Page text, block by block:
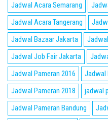
Jadwal Acara Semarang
Jadwal Acara Tangerang
Jadwal Bazaar Jakarta
Jadwal Job Fair Jakarta
Jadwal Pameran 2016
Jadwal
Jadwal Pameran 2018
jadwal
Jadwal Pameran Bandung